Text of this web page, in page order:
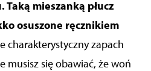
. Taką mieszanką płucz
osuszone ręcznikiem
charakterystyczny zapach
musisz się obawiać, że woń